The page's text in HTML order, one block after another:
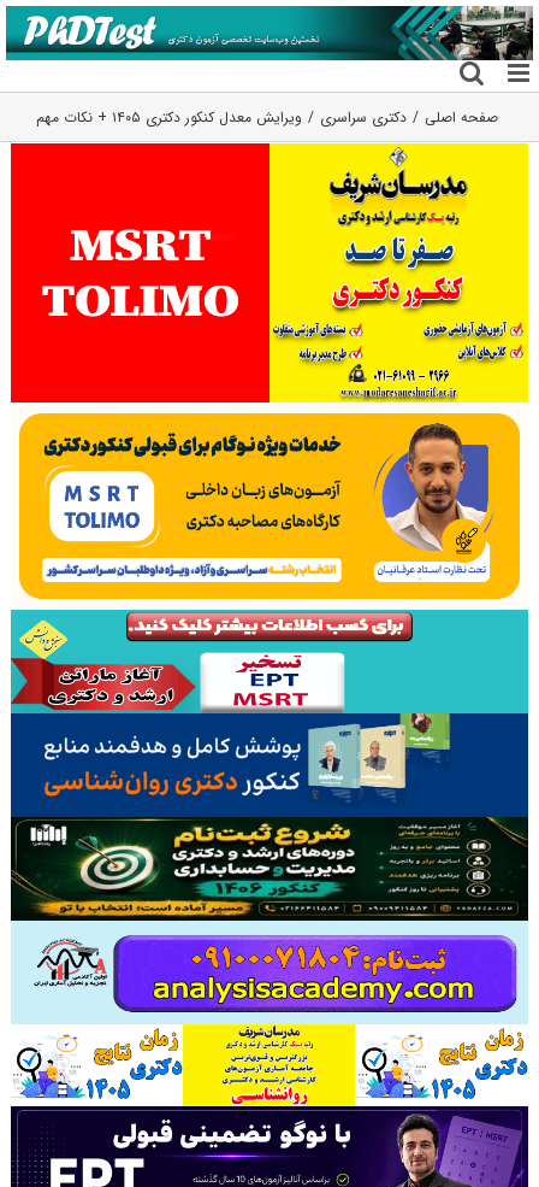
رفتن
به
محتوا
صفحه اصلی دکتری سراسری ویرایش معدل کنکور دکتری ۱۴۰۵ + نکات مهم